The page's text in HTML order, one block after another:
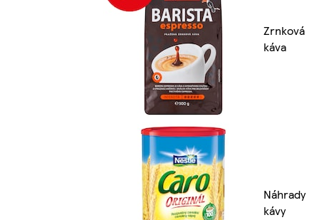
Zrnková
káva
Náhrady
kávy